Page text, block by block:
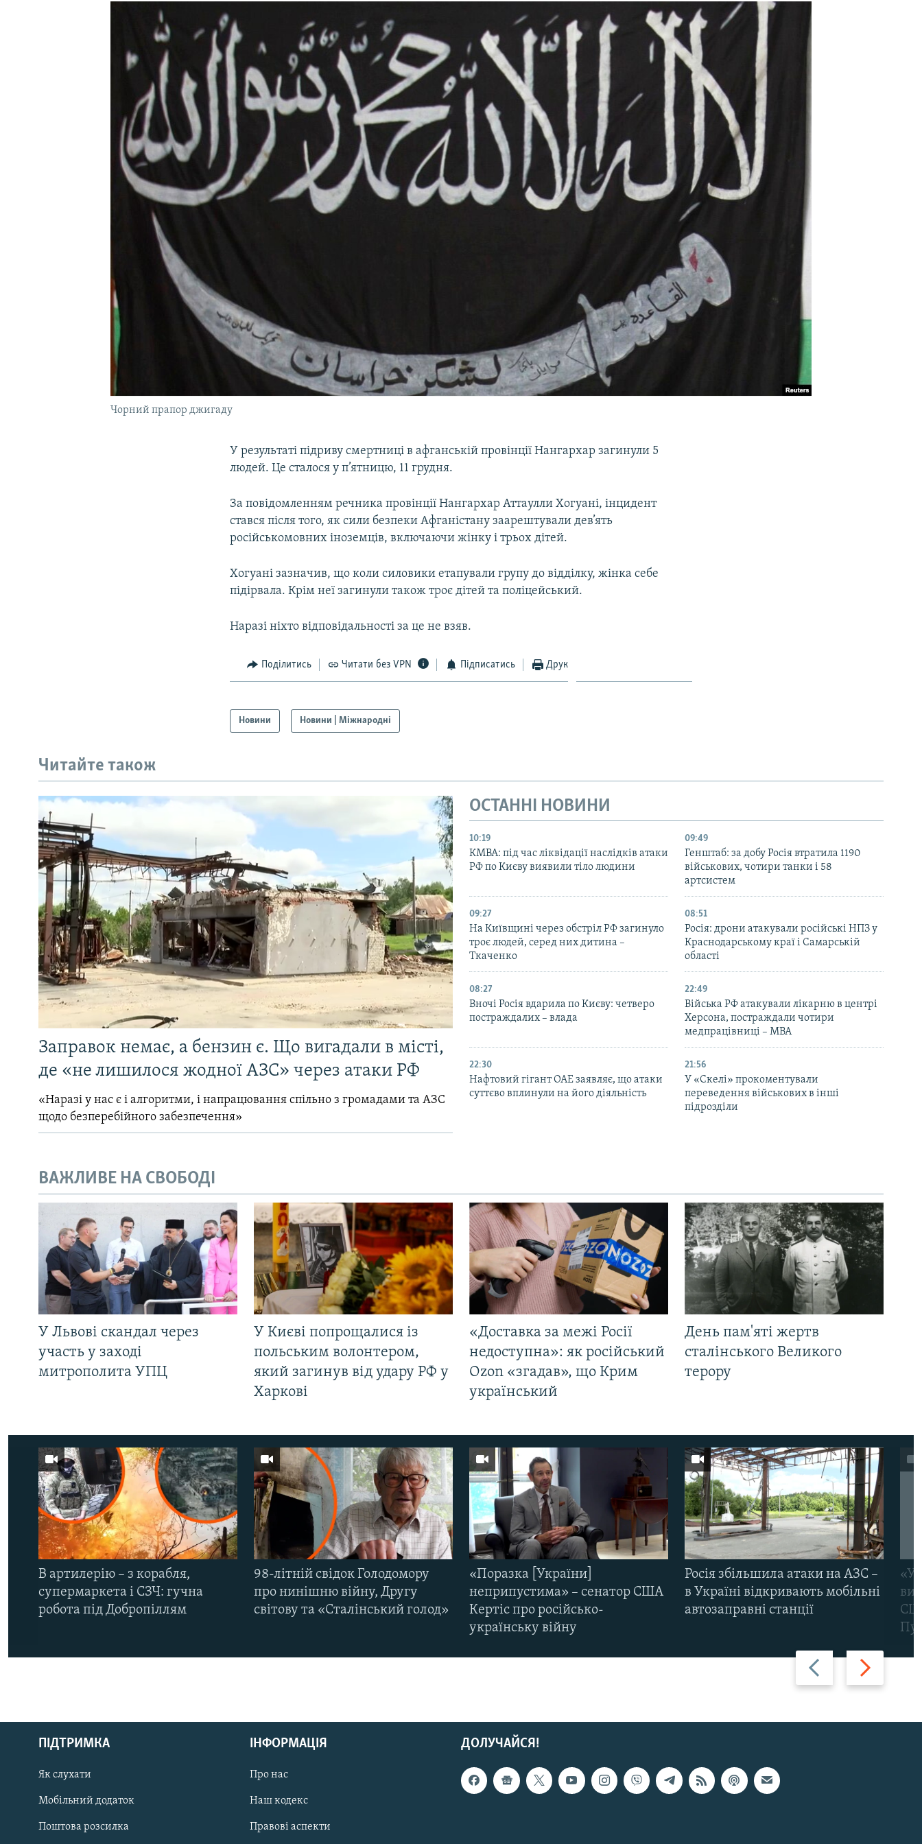
РУС
ДОЛУЧАЙСЯ!
Чорний прапор джигаду
У результаті підриву смертниці в афганській провінції Нангархар загинули 5
людей. Це сталося у п’ятницю, 11 грудня.
За повідомленням речника провінції Нангархар Аттаулли Хогуані, інцидент
стався після того, як сили безпеки Афганістану заарештували дев’ять
російськомовних іноземців, включаючи жінку і трьох дітей.
Хогуані зазначив, що коли силовики етапували групу до відділку, жінка себе
підірвала. Крім неї загинули також троє дітей та поліцейський.
Наразі ніхто відповідальності за це не взяв.
Поділитись Читати без VPN Підписатись Друк
Новини Новини | Міжнародні
Читайте також
Заправок немає, а бензин є. Що вигадали в місті,
де «не лишилося жодної АЗС» через атаки РФ
«Наразі у нас є і алгоритми, і напрацювання спільно з громадами та АЗС
щодо безперебійного забезпечення»
ОСТАННІ НОВИНИ
10:19
КМВА: під час ліквідації наслідків атаки
РФ по Києву виявили тіло людини
09:49
Генштаб: за добу Росія втратила 1190
військових, чотири танки і 58
артсистем
09:27
На Київщині через обстріл РФ загинуло
троє людей, серед них дитина –
Ткаченко
08:51
Росія: дрони атакували російські НПЗ у
Краснодарському краї і Самарській
області
08:27
Вночі Росія вдарила по Києву: четверо
постраждалих – влада
22:49
Війська РФ атакували лікарню в центрі
Херсона, постраждали чотири
медпрацівниці – МВА
22:30
Нафтовий гігант ОАЕ заявляє, що атаки
суттєво вплинули на його діяльність
21:56
У «Скелі» прокоментували
переведення військових в інші
підрозділи
ВАЖЛИВЕ НА СВОБОДІ
У Львові скандал через
участь у заході
митрополита УПЦ
У Києві попрощалися із
польським волонтером,
який загинув від удару РФ у
Харкові
«Доставка за межі Росії
недоступна»: як російський
Ozon «згадав», що Крим
український
День пам'яті жертв
сталінського Великого
терору
Назад Вперед
В артилерію – з корабля,
супермаркета і СЗЧ: гучна
робота під Добропіллям
98-літній свідок Голодомору
про нинішню війну, Другу
світову та «Сталінський голод»
«Поразка [України]
неприпустима» – сенатор США
Кертіс про російсько-
українську війну
Росія збільшила атаки на АЗС –
в Україні відкривають мобільні
автозаправні станції
ДОЛУЧАЙСЯ!
ПІДТРИМКА
Як слухати
Мобільний додаток
Поштова розсилка
ІНФОРМАЦІЯ
Про нас
Наш кодекс
Правові аспекти